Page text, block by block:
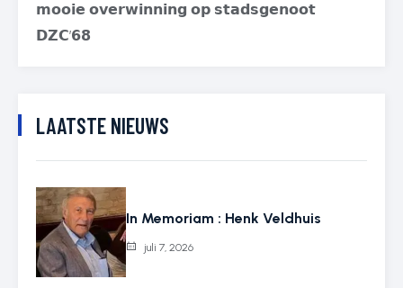
𝗺𝗼𝗼𝗶𝗲 𝗼𝘃𝗲𝗿𝘄𝗶𝗻𝗻𝗶𝗻𝗴 𝗼𝗽 𝘀𝘁𝗮𝗱𝘀𝗴𝗲𝗻𝗼𝗼𝘁
𝗗𝗭𝗖’𝟲𝟴
LAATSTE NIEUWS
In Memoriam : Henk Veldhuis
juli 7, 2026